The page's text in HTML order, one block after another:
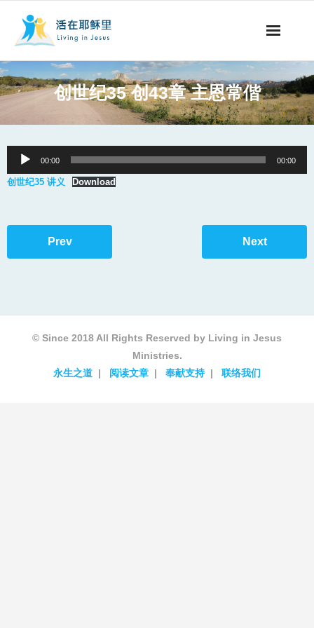
事工概要
阅读文章
永生之道
其他语言
创世纪35 创43章 主恩常偕
Audio
Player
00:00 00:00
创世纪35 讲义 Download
Prev Next
© Since 2018 All Rights Reserved by Living in Jesus
Ministries.
永生之道
阅读文章 奉献支持 联络我们